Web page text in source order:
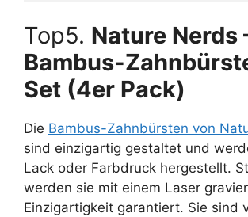
Top5. Nature Nerds
Bambus-
Set (4er Pack)
Die Bambus-Zahnbürsten von
sind einzigartig gestaltet und
Lack oder Farbdruck hergestellt.
werden sie mit einem Laser
Einzigartigkeit garantiert. Sie sind